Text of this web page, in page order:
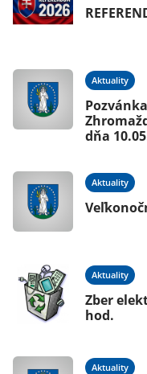
Aktuality
dňa
Aktuality
Aktuality
Zber
hod.
Aktuality